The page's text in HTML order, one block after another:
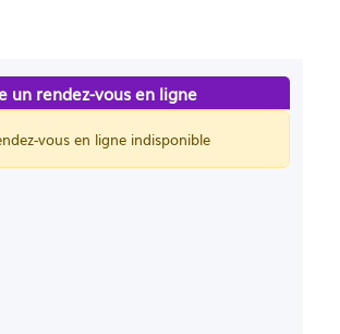
un rendez-vous en ligne
vous en ligne indisponible